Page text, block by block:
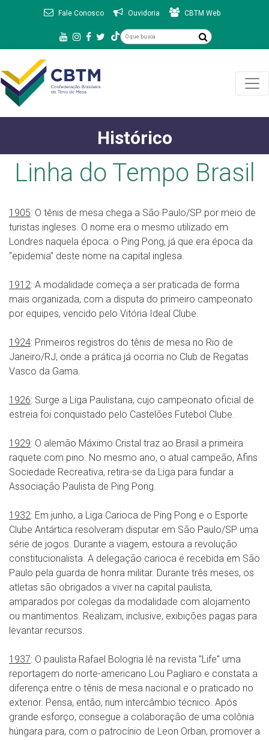
Fale Conosco Ouvidoria CBTM Web
Histórico
Linha do Tempo Brasil
1905: O tênis de mesa chega a São Paulo/SP por meio de
turistas ingleses. O nome era o mesmo utilizado em
Londres naquela época: o Ping Pong, já que era época da
“epidemia” deste nome na capital inglesa.
1912: A modalidade começa a ser praticada de forma
mais organizada, com a disputa do primeiro campeonato
por equipes, vencido pelo Vitória Ideal Clube.
1924: Primeiros registros do tênis de mesa no Rio de
Janeiro/RJ, onde a prática já ocorria no Club de Regatas
Vasco da Gama.
1926: Surge a Liga Paulistana, cujo campeonato oficial de
estreia foi conquistado pelo Castelões Futebol Clube.
1929: O alemão Máximo Cristal traz ao Brasil a primeira
raquete com pino. No mesmo ano, o atual campeão, Afins
Sociedade Recreativa, retira-se da Liga para fundar a
Associação Paulista de Ping Pong.
1932: Em junho, a Liga Carioca de Ping Pong e o Esporte
Clube Antártica resolveram disputar em São Paulo/SP uma
série de jogos. Durante a viagem, estoura a revolução
constitucionalista. A delegação carioca é recebida em São
Paulo pela guarda de honra militar. Durante três meses, os
atletas são obrigados a viver na capital paulista,
amparados por colegas da modalidade com alojamento
ou mantimentos. Realizam, inclusive, exibições pagas para
levantar recursos.
1937: O paulista Rafael Bologria lê na revista "Life" uma
reportagem do norte-americano Lou Pagliaro e constata a
diferença entre o tênis de mesa nacional e o praticado no
exterior. Pensa, então, num intercâmbio técnico. Após
grande esforço, consegue a colaboração de uma colônia
húngara para, com o patrocínio de Leon Orban, promover a